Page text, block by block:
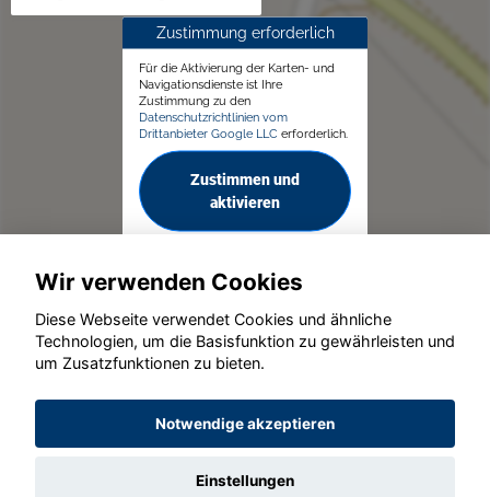
Zustimmung erforderlich
Für die Aktivierung der Karten- und
Navigationsdienste ist Ihre
Zustimmung zu den
Datenschutzrichtlinien vom
Drittanbieter Google LLC erforderlich.
Zustimmen und
aktivieren
© konjunkturmotor.de GmbH 2020 - 2026
Wir verwenden Cookies
Diese Webseite verwendet Cookies und ähnliche
Technologien, um die Basisfunktion zu gewährleisten und
um Zusatzfunktionen zu bieten.
Notwendige akzeptieren
Einstellungen